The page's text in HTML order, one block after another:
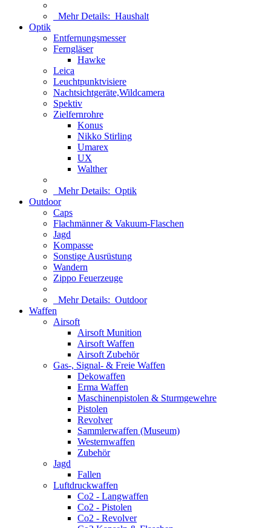
Mehr Details: Haushalt
Optik
Entfernungsmesser
Ferngläser
Hawke
Leica
Leuchtpunktvisiere
Nachtsichtgeräte,Wildcamera
Spektiv
Zielfernrohre
Konus
Nikko Stirling
Umarex
UX
Walther
Mehr Details: Optik
Outdoor
Caps
Flachmänner & Vakuum-Flaschen
Jagd
Kompasse
Sonstige Ausrüstung
Wandern
Zippo Feuerzeuge
Mehr Details: Outdoor
Waffen
Airsoft
Airsoft Munition
Airsoft Waffen
Airsoft Zubehör
Gas-, Signal- & Freie Waffen
Dekowaffen
Erma Waffen
Maschinenpistolen & Sturmgewehre
Pistolen
Revolver
Sammlerwaffen (Museum)
Westernwaffen
Zubehör
Jagd
Fallen
Luftdruckwaffen
Co2 - Langwaffen
Co2 - Pistolen
Co2 - Revolver